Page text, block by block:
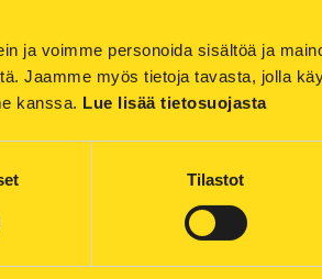
ja voimme personoida sisältöä ja
Jaamme myös tietoja tavasta, jolla
kanssa. Lue lisää tietosuojasta
Tilastot
1. Kaikkien vastuullasi olevien
kerralla.
2. Pientuotannon (esim.
3. Helppokäyttöisen raportoinnin
5. Kaukolämpömittarin